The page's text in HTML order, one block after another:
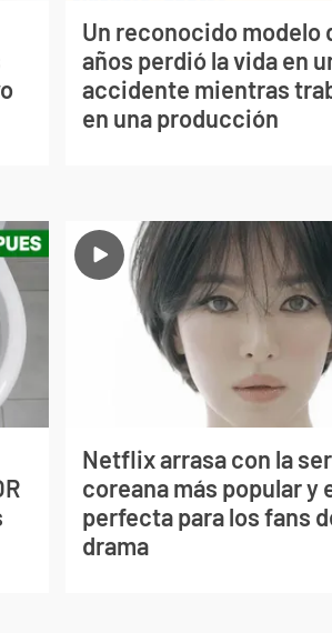
Un reconocido modelo
años perdió la vida en
accidente mientras
en una producción
Netflix arrasa con la
coreana más popular y
perfecta para los fans
drama